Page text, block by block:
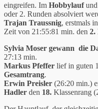
eingreifen. Im Hobbylauf
oder 2. Runden absolviert
Trajan Traussnig, erstmals
Zeit von 21:55:81 min. den 2.
Sylvia Moser gewann die
27:13 min.
Markus Pfeffer lief in guten
Gesamtrang.
Erwin Preisler (26:20 min.)
Hadler den 18. Klassenrang